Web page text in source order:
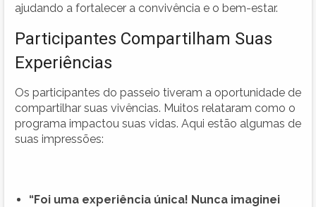
ajudando a fortalecer a convivência e o bem-estar.
Participantes Compartilham Suas
Experiências
Os participantes do passeio tiveram a oportunidade de
compartilhar suas vivências. Muitos relataram como o
programa impactou suas vidas. Aqui estão algumas de
suas impressões:
“Foi uma experiência única! Nunca imaginei